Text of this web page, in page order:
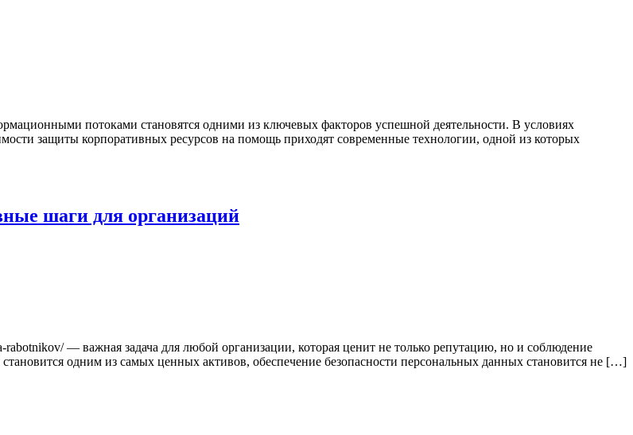
потоками становятся одними из ключевых факторов успешной деятельности. В условиях
защиты корпоративных ресурсов на помощь приходят современные технологии, одной из которых
шаги для организаций
— важная задача для любой организации, которая ценит не только репутацию, но и соблюдение
одним из самых ценных активов, обеспечение безопасности персональных данных становится не […]